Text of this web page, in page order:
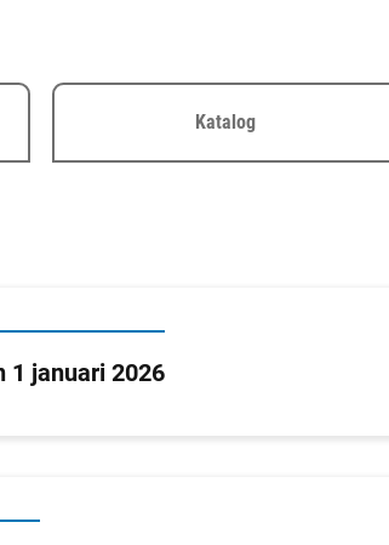
Katalog
1 januari 2026